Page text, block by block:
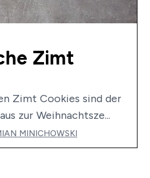
Zimt
Zimt Cookies sind der
zur Weihnachtsze...
MINICHOWSKI